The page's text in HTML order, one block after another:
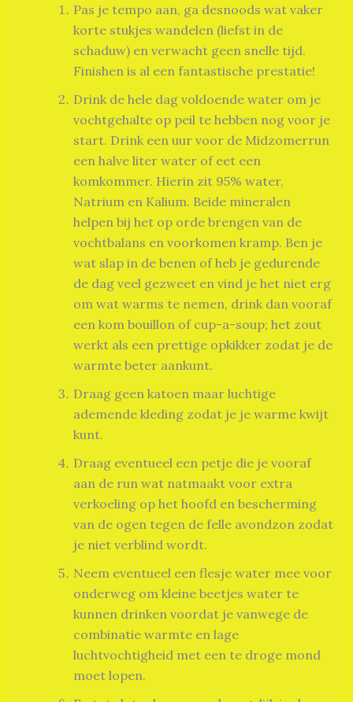
Pas je tempo aan, ga desnoods wat vaker
korte stukjes wandelen (liefst in de
schaduw) en verwacht geen snelle tijd.
Finishen is al een fantastische prestatie!
Drink de hele dag voldoende water om je
vochtgehalte op peil te hebben nog voor je
start. Drink een uur voor de Midzomerrun
een halve liter water of eet een
komkommer. Hierin zit 95% water,
Natrium en Kalium. Beide mineralen
helpen bij het op orde brengen van de
vochtbalans en voorkomen kramp. Ben je
wat slap in de benen of heb je gedurende
de dag veel gezweet en vind je het niet erg
om wat warms te nemen, drink dan vooraf
een kom bouillon of cup-a-soup; het zout
werkt als een prettige opkikker zodat je de
warmte beter aankunt.
Draag geen katoen maar luchtige
ademende kleding zodat je je warme kwijt
kunt.
Draag eventueel een petje die je vooraf
aan de run wat natmaakt voor extra
verkoeling op het hoofd en bescherming
van de ogen tegen de felle avondzon zodat
je niet verblind wordt.
Neem eventueel een flesje water mee voor
onderweg om kleine beetjes water te
kunnen drinken voordat je vanwege de
combinatie warmte en lage
luchtvochtigheid met een te droge mond
moet lopen.